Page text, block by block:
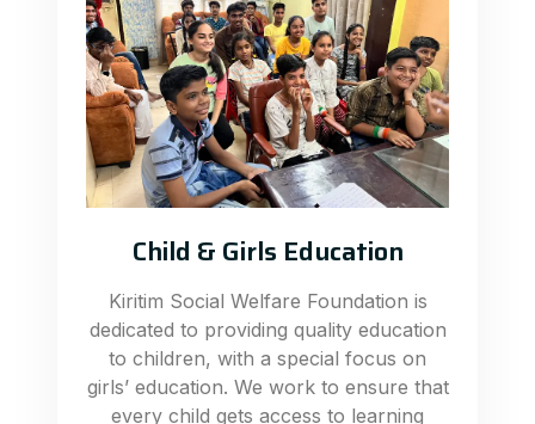
Child & Girls Education
Kiritim Social Welfare Foundation is
dedicated to providing quality education
to children, with a special focus on
girls’ education. We work to ensure that
every child gets access to learning